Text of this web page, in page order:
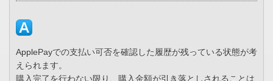
ApplePayでの支払い可否を確認した履歴が残っている状態が考
えられます。
購入完了を行わない限り、購入金額が引き落としされることは